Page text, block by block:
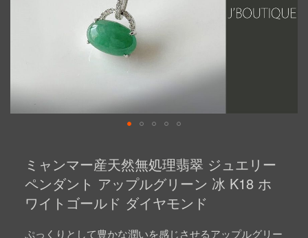
beginning
images
ミャンマー産天然無処理翡翠 ジュエリー
ペンダント アップルグリーン 冰 K18 ホ
ワイトゴールド ダイヤモンド
ぷっくりとして豊かな潤いを感じさせるアップルグリー